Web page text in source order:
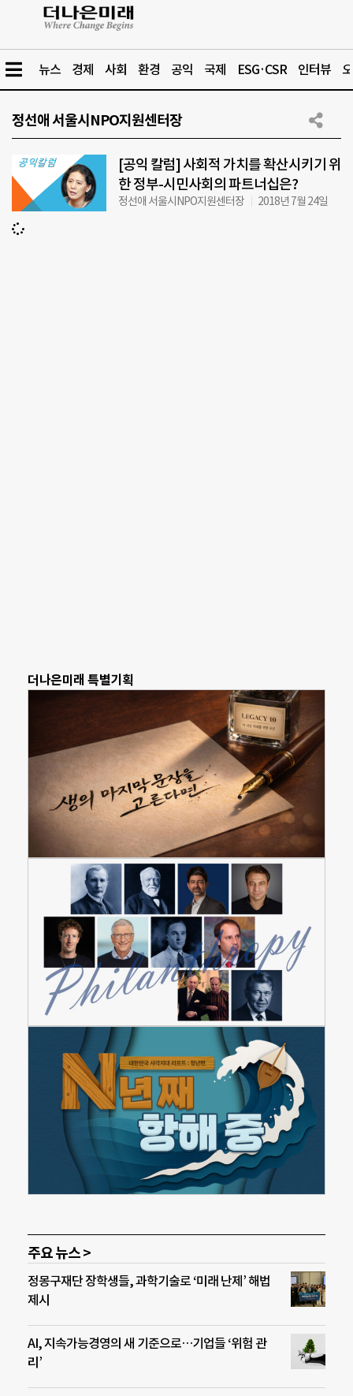
뉴스 경제 사회 환경 공익 국제 ESG·CSR 인터뷰
정선애 서울시NPO지원센터장
[공익 칼럼] 사회적 가치를 확산시키기 위
한 정부-시민사회의 파트너십은?
정선애 서울시NPO지원센터장 2018년 7월 24일
더나은미래 특별기획
주요 뉴스 >
정몽구재단 장학생들, 과학기술로 ‘미래 난제’ 해법
제시
AI, 지속가능경영의 새 기준으로…기업들 ‘위험 관
리’